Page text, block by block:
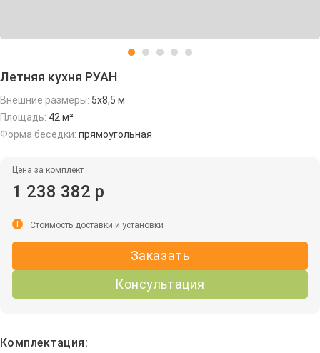
Летняя кухня РУАН
Внешние размеры: 5х8,5 м
Площадь: 42 м²
Форма беседки: прямоугольная
Цена за комплект
1 238 382 р
Заказать
Консультация
i Стоимость доставки и установки
Комплектация: